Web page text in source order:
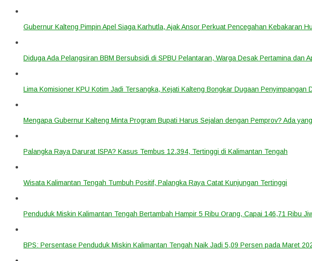
Gubernur Kalteng Pimpin Apel Siaga Karhutla, Ajak Ansor Perkuat Pencegahan Kebakaran
Diduga Ada Pelangsiran BBM Bersubsidi di SPBU Pelantaran, Warga Desak Pertamina dan
Lima Komisioner KPU Kotim Jadi Tersangka, Kejati Kalteng Bongkar Dugaan Penyimpangan
Mengapa Gubernur Kalteng Minta Program Bupati Harus Sejalan dengan Pemprov? Ada
Palangka Raya Darurat ISPA? Kasus Tembus 12.394, Tertinggi di Kalimantan Tengah
Wisata Kalimantan Tengah Tumbuh Positif, Palangka Raya Catat Kunjungan Tertinggi
Penduduk Miskin Kalimantan Tengah Bertambah Hampir 5 Ribu Orang, Capai 146,71 Ribu
BPS: Persentase Penduduk Miskin Kalimantan Tengah Naik Jadi 5,09 Persen pada Maret